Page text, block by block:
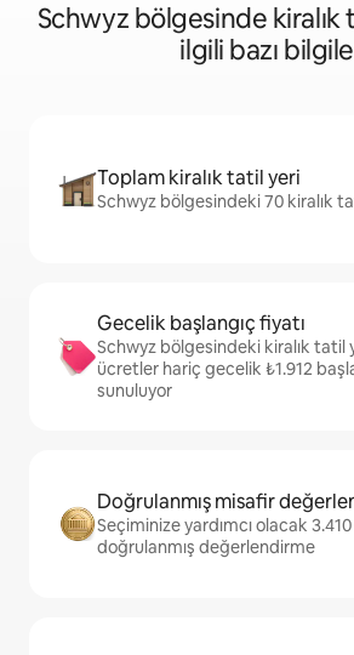
Schwyz bölgesinde
ilgili bazı
Toplam kiralık tatil yeri
Schwyz bölgesindeki 70 kiralık
Gecelik başlangıç fiyatı
Schwyz bölgesindeki kiralık tatil
ücretler hariç gecelik ₺1.912
sunuluyor
Doğrulanmış misafir
Seçiminize yardımcı olacak
doğrulanmış değerlendirme